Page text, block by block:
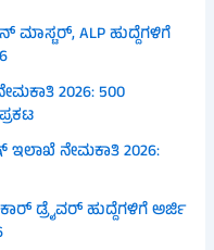
ಮಾಸ್ಟರ್, ALP ಹುದ್ದೆಗಳಿಗೆ
2026: 500
ನೇಮಕಾತಿ 2026:
ಡ್ರೈವರ್ ಹುದ್ದೆಗಳಿಗೆ ಅರ್ಜಿ